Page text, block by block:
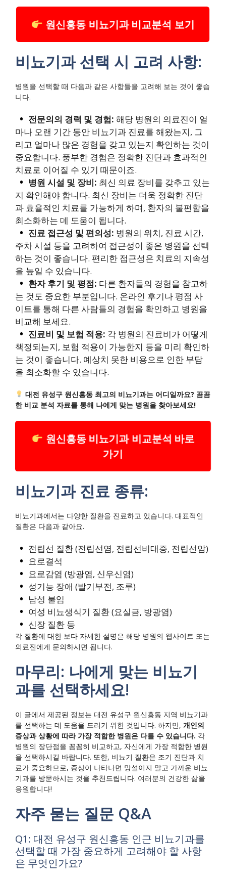
원신흥동 비뇨기과 비교분석 보기
비뇨기과 선택 시 고려 사항:
병원을 선택할 때 다음과 같은 사항들을 고려해 보는 것이 좋습
니다.
전문의의 경력 및 경험: 해당 병원의 의료진이 얼
마나 오랜 기간 동안 비뇨기과 진료를 해왔는지, 그
리고 얼마나 많은 경험을 갖고 있는지 확인하는 것이
중요합니다. 풍부한 경험은 정확한 진단과 효과적인
치료로 이어질 수 있기 때문이죠.
병원 시설 및 장비: 최신 의료 장비를 갖추고 있는
지 확인해야 합니다. 최신 장비는 더욱 정확한 진단
과 효율적인 치료를 가능하게 하며, 환자의 불편함을
최소화하는 데 도움이 됩니다.
진료 접근성 및 편의성: 병원의 위치, 진료 시간,
주차 시설 등을 고려하여 접근성이 좋은 병원을 선택
하는 것이 좋습니다. 편리한 접근성은 치료의 지속성
을 높일 수 있습니다.
환자 후기 및 평점: 다른 환자들의 경험을 참고하
는 것도 중요한 부분입니다. 온라인 후기나 평점 사
이트를 통해 다른 사람들의 경험을 확인하고 병원을
비교해 보세요.
진료비 및 보험 적용: 각 병원의 진료비가 어떻게
책정되는지, 보험 적용이 가능한지 등을 미리 확인하
는 것이 좋습니다. 예상치 못한 비용으로 인한 부담
을 최소화할 수 있습니다.
대전 유성구 원신흥동 최고의 비뇨기과는 어디일까요? 꼼꼼
한 비교 분석 자료를 통해 나에게 맞는 병원을 찾아보세요!
원신흥동 비뇨기과 비교분석 바로
가기
비뇨기과 진료 종류:
비뇨기과에서는 다양한 질환을 진료하고 있습니다. 대표적인
질환은 다음과 같아요.
전립선 질환 (전립선염, 전립선비대증, 전립선암)
요로결석
요로감염 (방광염, 신우신염)
성기능 장애 (발기부전, 조루)
남성 불임
여성 비뇨생식기 질환 (요실금, 방광염)
신장 질환 등
각 질환에 대한 보다 자세한 설명은 해당 병원의 웹사이트 또는
의료진에게 문의하시면 됩니다.
마무리: 나에게 맞는 비뇨기
과를 선택하세요!
이 글에서 제공된 정보는 대전 유성구 원신흥동 지역 비뇨기과
를 선택하는 데 도움을 드리기 위한 것입니다. 하지만, 개인의
증상과 상황에 따라 가장 적합한 병원은 다를 수 있습니다. 각
병원의 장단점을 꼼꼼히 비교하고, 자신에게 가장 적합한 병원
을 선택하시길 바랍니다. 또한, 비뇨기 질환은 조기 진단과 치
료가 중요하므로, 증상이 나타나면 망설이지 말고 가까운 비뇨
기과를 방문하시는 것을 추천드립니다. 여러분의 건강한 삶을
응원합니다!
자주 묻는 질문 Q&A
Q1: 대전 유성구 원신흥동 인근 비뇨기과를
선택할 때 가장 중요하게 고려해야 할 사항
은 무엇인가요?